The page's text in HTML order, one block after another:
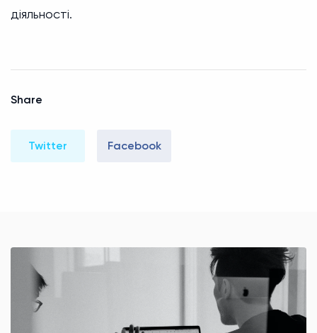
діяльності.
Share
Twitter Facebook